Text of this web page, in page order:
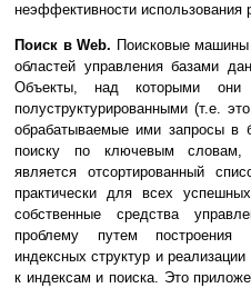
неэффективности использования
Поиск в Web. Поисковые машины
областей управления базами
Объекты, над которыми они
полуструктурированными (т.е.
обрабатываемые ими запросы в
поиску по ключевым словам,
является отсортированный
практически для всех
собственные средства
проблему путем построения
индексных структур и
к индексам и поиска. Это